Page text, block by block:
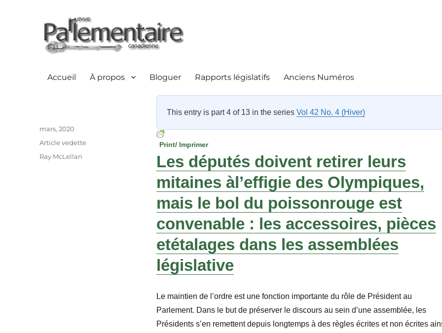
Accueil À propos Bloguer Rapports législatifs Anciens Numéros
This entry is part 4 of 13 in the series Vol 42 No. 4 (Hiver)
Print/ Imprimer
Les députés doivent retirer leurs
mitaines àl’effigie des Olympiques,
mais le bol du poissonrouge est
convenable : les accessoires, pièces
etétalages dans les assemblées
législative
Le maintien de l’ordre est une fonction importante du rôle de Président au
Parlement. Dans le but de préserver le discours au sein d’une assemblée, les
Présidents s’en remettent depuis longtemps à des règles écrites et non écrites
Auteur
Publié
mars, 2020
Catégories
Article vedette
Étiquettes
Ray McLellan